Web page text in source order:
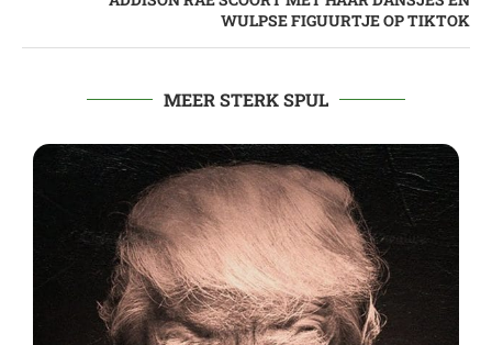
WULPSE FIGUURTJE OP TIKTOK
MEER STERK SPUL